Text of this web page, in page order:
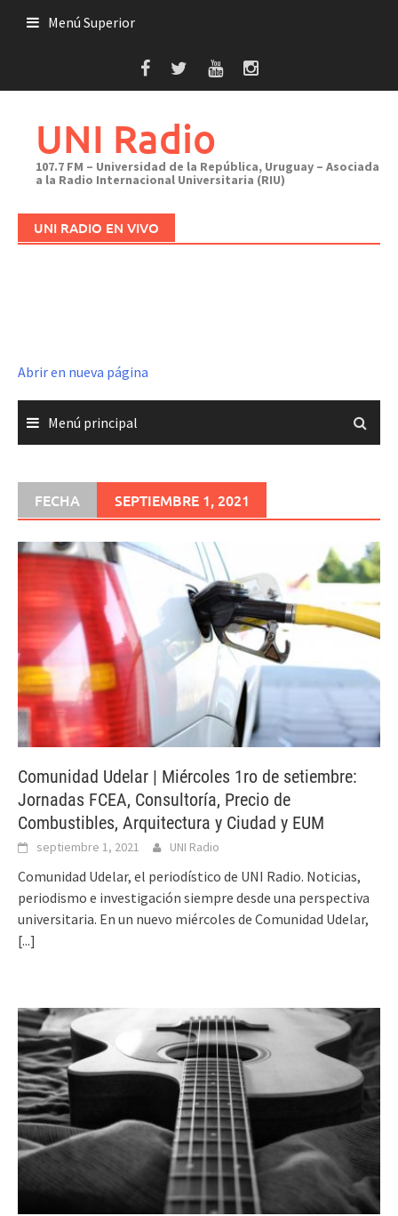
Menú Superior
UNI Radio
107.7 FM – Universidad de la República, Uruguay – Asociada
a la Radio Internacional Universitaria (RIU)
UNI RADIO EN VIVO
Abrir en nueva página
Menú principal
FECHA SEPTIEMBRE 1, 2021
Comunidad Udelar | Miércoles 1ro de setiembre:
Jornadas FCEA, Consultoría, Precio de
Combustibles, Arquitectura y Ciudad y EUM
septiembre 1, 2021 UNI Radio
Comunidad Udelar, el periodístico de UNI Radio. Noticias,
periodismo e investigación siempre desde una perspectiva
universitaria. En un nuevo miércoles de Comunidad Udelar,
[...]